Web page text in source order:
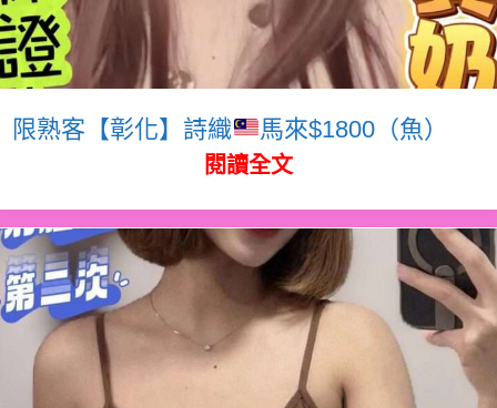
限熟客【彰化】詩織 馬來$1800（魚）
閱讀全文